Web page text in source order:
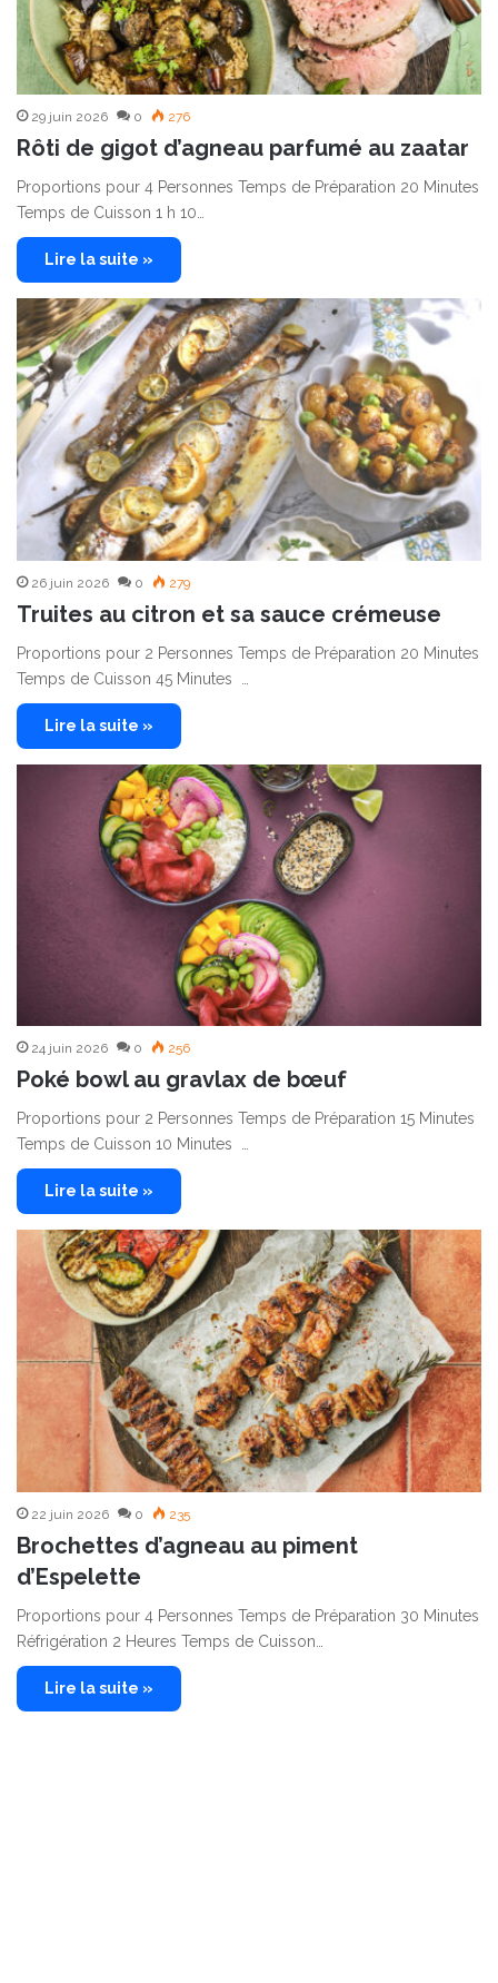
29 juin 2026 0 276
Rôti de gigot d’agneau parfumé au zaatar
Proportions pour 4 Personnes Temps de Préparation 20 Minutes
Temps de Cuisson 1 h 10…
Lire la suite »
26 juin 2026 0 279
Truites au citron et sa sauce crémeuse
Proportions pour 2 Personnes Temps de Préparation 20 Minutes
Temps de Cuisson 45 Minutes …
Lire la suite »
24 juin 2026 0 256
Poké bowl au gravlax de bœuf
Proportions pour 2 Personnes Temps de Préparation 15 Minutes
Temps de Cuisson 10 Minutes …
Lire la suite »
22 juin 2026 0 235
Brochettes d’agneau au piment
d’Espelette
Proportions pour 4 Personnes Temps de Préparation 30 Minutes
Réfrigération 2 Heures Temps de Cuisson…
Lire la suite »